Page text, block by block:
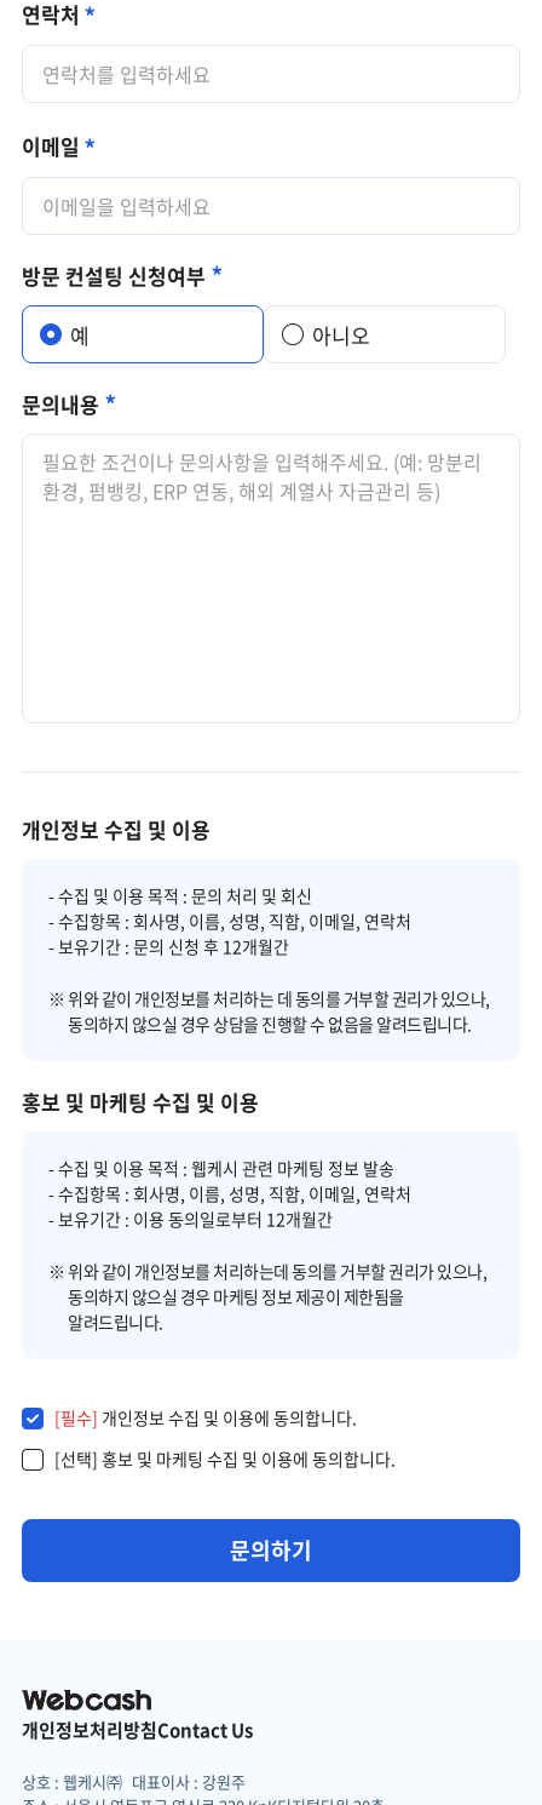
연락처
이메일
방문 컨설팅 신청여부
예
아니오
문의내용
개인정보 수집 및 이용
- 수집 및 이용 목적 : 문의 처리 및 회신
- 수집항목 : 회사명, 이름, 성명, 직함, 이메일, 연락처
- 보유기간 : 문의 신청 후 12개월간
※ 위와 같이 개인정보를 처리하는 데 동의를 거부할 권리가 있으나,
동의하지 않으실 경우 상담을 진행할 수 없음을 알려드립니다.
홍보 및 마케팅 수집 및 이용
- 수집 및 이용 목적 : 웹케시 관련 마케팅 정보 발송
- 수집항목 : 회사명, 이름, 성명, 직함, 이메일, 연락처
- 보유기간 : 이용 동의일로부터 12개월간
※ 위와 같이 개인정보를 처리하는데 동의를 거부할 권리가 있으나,
동의하지 않으실 경우 마케팅 정보 제공이 제한됨을
알려드립니다.
[필수] 개인정보 수집 및 이용에 동의합니다.
[선택] 홍보 및 마케팅 수집 및 이용에 동의합니다.
문의하기
개인정보처리방침Contact Us
상호 : 웹케시㈜ 대표이사 : 강원주